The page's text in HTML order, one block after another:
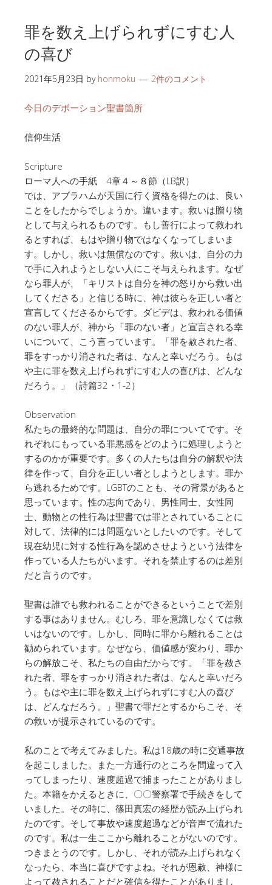
罪を数え上げられずにすむ人
の喜び
2021年5月23日 by honmoku 2件のコメント
今日のデボーション聖書箇所
信仰生活
Scripture
ローマ人への手紙 4章４～８節（LB訳）
では、アブラハムが天国に行く資格を得たのは、良い
ことをしたからでしょうか。違います。救いは贈り物
として与えられるものです。もし善行によって救われ
るとすれば、もはや贈り物ではなくなってしまいま
す。しかし、救いは無償なのです。救いは、自分の力
で手に入れようとしない人にこそ与えられます。なぜ
なら罪人が、「キリストは自分を神の怒りから救い出
してくださる」と信じる時に、神は彼らを正しい者と
宣言してくださるからです。ダビデは、救われる価値
のない罪人が、神から「罪のない者」と宣言される幸
いについて、こう言っています。「罪を赦された者、
罪をすっかり消された者は、なんと幸いだろう。もは
や主に罪を数え上げられずにすむ人の喜びは、どんな
だろう。」（詩篇32・1-2）
Observation
私たちの最終的な問題は、自分の罪についてです。そ
れぞれにもっている罪悪感をどのように処理しようと
するのかが重要です。多くの人たちは自分の解釈や法
律を作って、自分を正しい者としようとします。罪か
ら逃れるためです。LGBTのことも、その背景があると
思っています。性の志向であり、男性同士、女性同
士、動物との性行為は聖書では罪とされていることに
対して、法律的には問題ないとしたいのです。そして
現在幼児に対する性行為を認めさせようという法律を
作っている人たちがいます。それを禁止するのは差別
だと言うのです。
聖書は誰でも救われることができるということで差別
する事はありません。むしろ、罪を意識しなくては救
いはないのです。しかし、同時に罪から離れることは
勧められています。なぜなら、価値感が変わり、罪か
らの解放こそ、私たちの自由だからです。「罪を赦さ
れた者、罪をすっかり消された者は、なんと幸いだろ
う。もはや主に罪を数え上げられずにすむ人の喜び
は、どんなだろう。」聖書で罪だとするからこそ、そ
の救いが提示されているのです。
私のことで考えてみました。私は18歳の時に交通事故
を起こしました。また一方通行のところを間違って入
ってしまったり、速度超過で捕まったことがありまし
た。本籍をかえるときに、〇〇警察署で手続きをして
いました。その時に、篠田真宏の経歴が読み上げられ
たのです。そして事故や速度超過などが音声で流れた
のです。私は一生ここから離れることがないのです。
つきまとうのです。しかし、それが読み上げられなく
なったら、本当に喜びですよね。それが恩赦、神様に
よって赦されることだと確信を得たことがありまし